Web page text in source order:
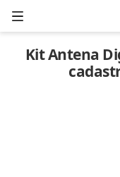
Menu
Kit Antena